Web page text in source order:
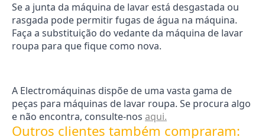
Se a junta da máquina de lavar está desgastada ou
rasgada pode permitir fugas de água na máquina.
Faça a substituição do vedante da máquina de lavar
roupa para que fique como nova.
A Electromáquinas dispõe de uma vasta gama de
peças para máquinas de lavar roupa. Se procura algo
e não encontra, consulte-nos aqui.
Outros clientes também compraram: